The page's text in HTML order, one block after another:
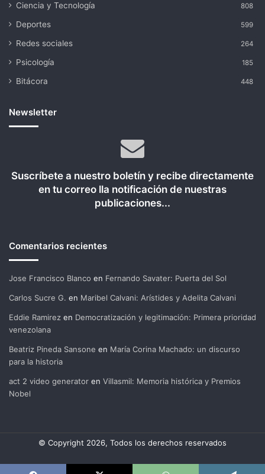
Ciencia y Tecnología 808
Deportes 599
Redes sociales 264
Psicología 185
Bitácora 448
Newsletter
Suscríbete a nuestro boletín y recibe directamente
en tu correo lla notificación de nuestras
publicaciones...
Comentarios recientes
Jose Francisco Blanco en Fernando Savater: Puerta del Sol
Carlos Sucre G. en Maribel Calvani: Arístides y Adelita Calvani
Eddie Ramirez en Democratización y legitimación: Primera prioridad
venezolana
Beatriz Pineda Sansone en María Corina Machado: un discurso
para la historia
act 2 video generator en Villasmil: Memoria histórica y Premios
Nobel
© Copyright 2026, Todos los derechos reservados